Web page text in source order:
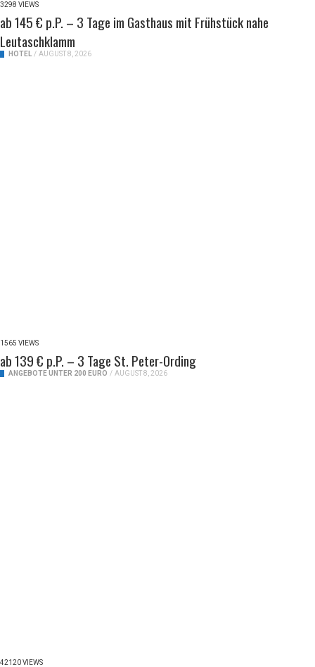
3298 VIEWS
ab 145 € p.P. – 3 Tage im Gasthaus mit Frühstück nahe
Leutaschklamm
HOTEL / AUGUST 8, 2026
1565 VIEWS
ab 139 € p.P. – 3 Tage St. Peter-Ording
ANGEBOTE UNTER 200 EURO / AUGUST 8, 2026
42120 VIEWS